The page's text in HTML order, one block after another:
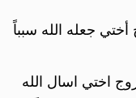
جعله الله سبباً
اختي اسال الله